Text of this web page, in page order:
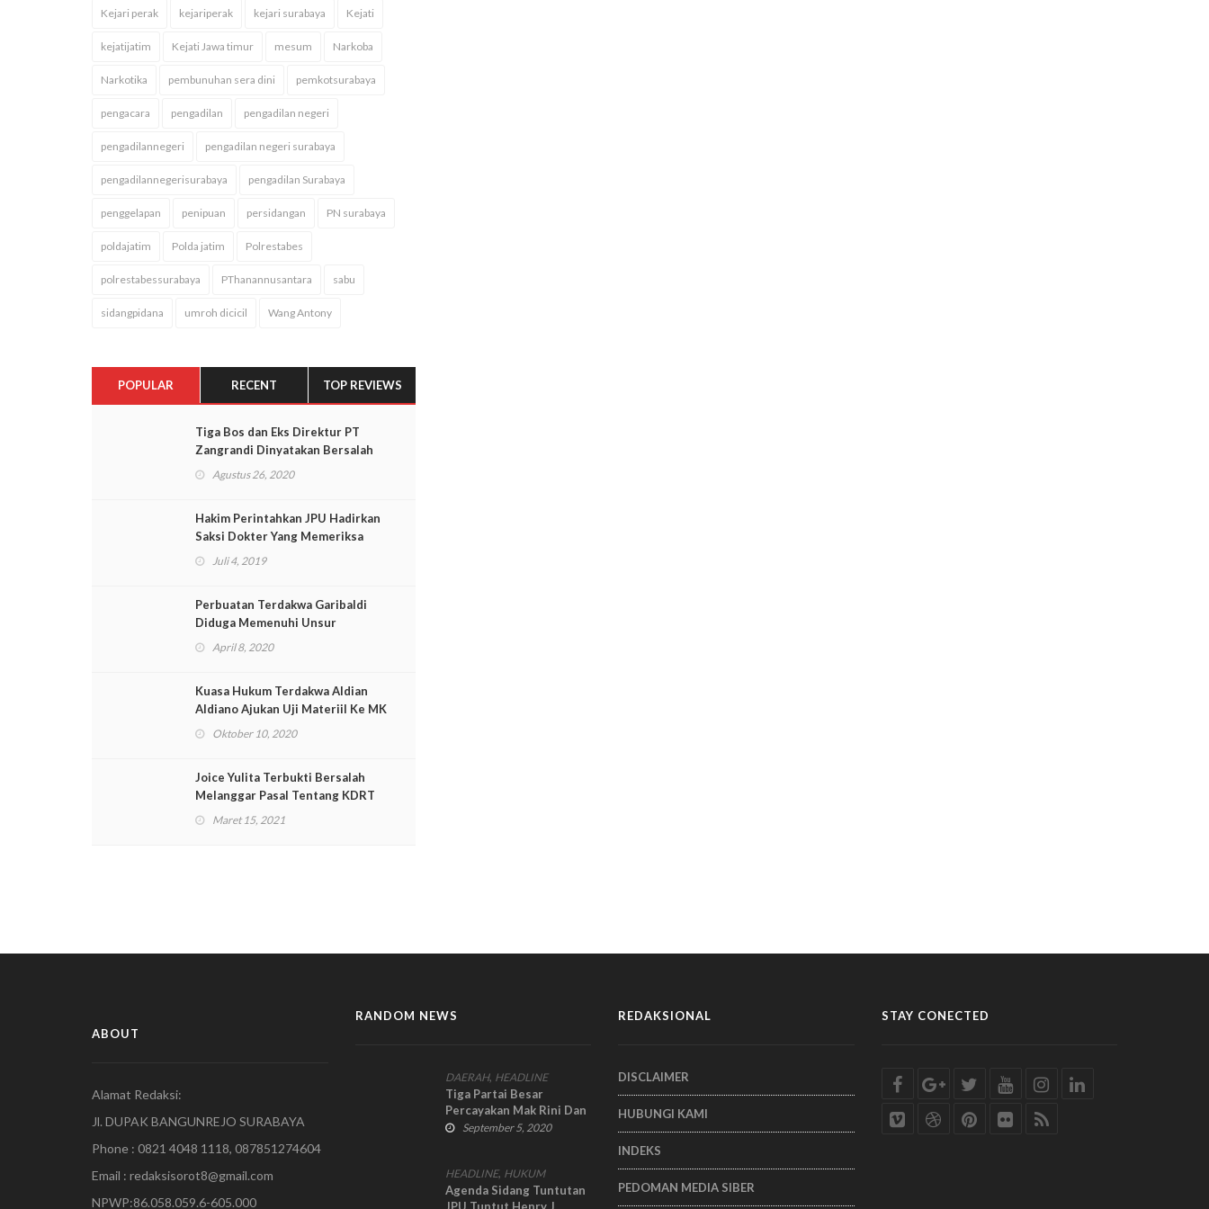
Kejari perak kejariperak kejari surabaya Kejati
kejatijatim Kejati Jawa timur mesum Narkoba
Narkotika pembunuhan sera dini pemkotsurabaya
pengacara pengadilan pengadilan negeri
pengadilannegeri pengadilan negeri surabaya
pengadilannegerisurabaya pengadilan Surabaya
penggelapan penipuan persidangan PN surabaya
poldajatim Polda jatim Polrestabes
polrestabessurabaya PThanannusantara sabu
sidangpidana umroh dicicil Wang Antony
POPULAR RECENT TOP REVIEWS
Tiga Bos dan Eks Direktur PT
Zangrandi Dinyatakan Bersalah
Oleh Hakim
Agustus 26, 2020
Hakim Perintahkan JPU Hadirkan
Saksi Dokter Yang Memeriksa
KorbanJuli 4, 2019
Perbuatan Terdakwa Garibaldi
Diduga Memenuhi Unsur
Penipuan Dengan Adanya Bukti
Transferan
April 8, 2020
Kuasa Hukum Terdakwa Aldian
Aldiano Ajukan Uji Materiil Ke MK
Terkait 27 Tanaman Batang Ganja
Oktober 10, 2020
Joice Yulita Terbukti Bersalah
Melanggar Pasal Tentang KDRT
Minta Dibebaskan
Maret 15, 2021
ABOUT
Alamat Redaksi:
Jl. DUPAK BANGUNREJO SURABAYA
Phone : 0821 4048 1118, 087851274604
Email : redaksisorot8@gmail.com
NPWP:86.058.059.6-605.000
RANDOM NEWS
DAERAH, HEADLINE
Tiga Partai Besar
Percayakan Mak Rini Dan
Madhe Santoso Di Pilbup
September 5, 2020
HEADLINE, HUKUM
Agenda Sidang Tuntutan
JPU Tuntut Henry J
REDAKSIONAL
DISCLAIMER
HUBUNGI KAMI
INDEKS
PEDOMAN MEDIA SIBER
STAY CONECTED